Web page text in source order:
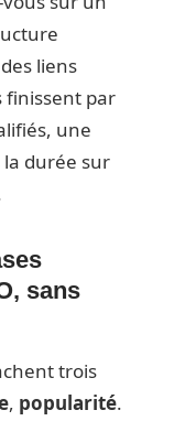
liens
finissent par
une
la durée sur
sans
trois
, popularité.